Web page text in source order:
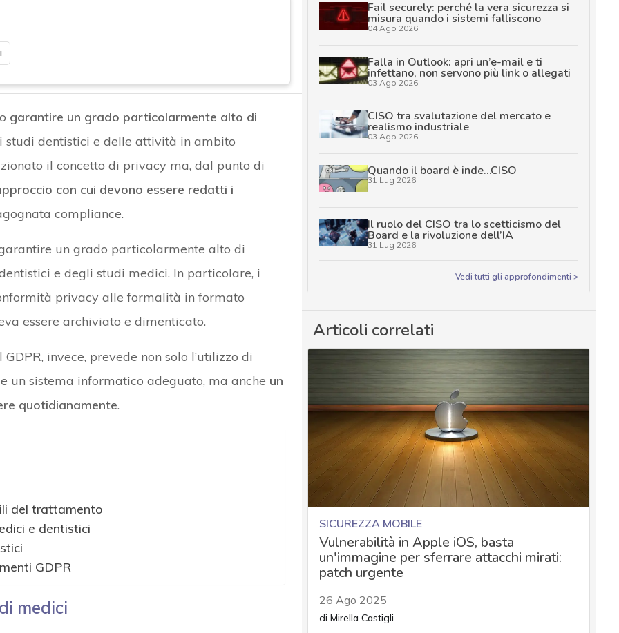
garantire un grado particolarmente alto di
studi dentistici e delle attività in ambito
il concetto di privacy ma, dal punto di
con cui devono essere redatti i
compliance.
un grado particolarmente alto di
e degli studi medici. In particolare, i
privacy alle formalità in formato
essere archiviato e dimenticato.
invece, prevede non solo l’utilizzo di
un sistema informatico adeguato, ma anche un
quotidianamente.
del trattamento
e dentistici
GDPR
medici
Fail securely: perché la vera sicurezza si
misura quando i sistemi falliscono
04 Ago 2026
Falla in Outlook: apri un’e-mail e ti
infettano, non servono più link o allegati
03 Ago 2026
CISO tra svalutazione del mercato e
realismo industriale
03 Ago 2026
Quando il board è inde…CISO
31 Lug 2026
Il ruolo del CISO tra lo scetticismo del
Board e la rivoluzione dell’IA
31 Lug 2026
Vedi tutti gli approfondimenti >
Articoli correlati
SICUREZZA MOBILE
Vulnerabilità in Apple iOS, basta
un'immagine per sferrare attacchi mirati:
patch urgente
26 Ago 2025
di Mirella Castigli